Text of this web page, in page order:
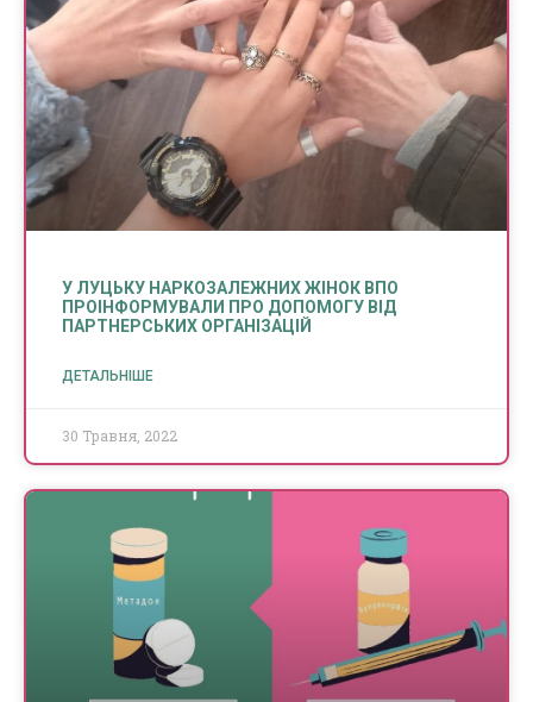
У ЛУЦЬКУ НАРКОЗАЛЕЖНИХ ЖІНОК ВПО
ПРОІНФОРМУВАЛИ ПРО ДОПОМОГУ ВІД
ПАРТНЕРСЬКИХ ОРГАНІЗАЦІЙ
ДЕТАЛЬНІШЕ
30 Травня, 2022